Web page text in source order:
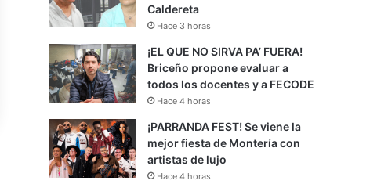
Caldereta
Hace 3 horas
¡EL QUE NO SIRVA PA’ FUERA!
Briceño propone evaluar a
todos los docentes y a FECODE
Hace 4 horas
¡PARRANDA FEST! Se viene la
mejor fiesta de Montería con
artistas de lujo
Hace 4 horas